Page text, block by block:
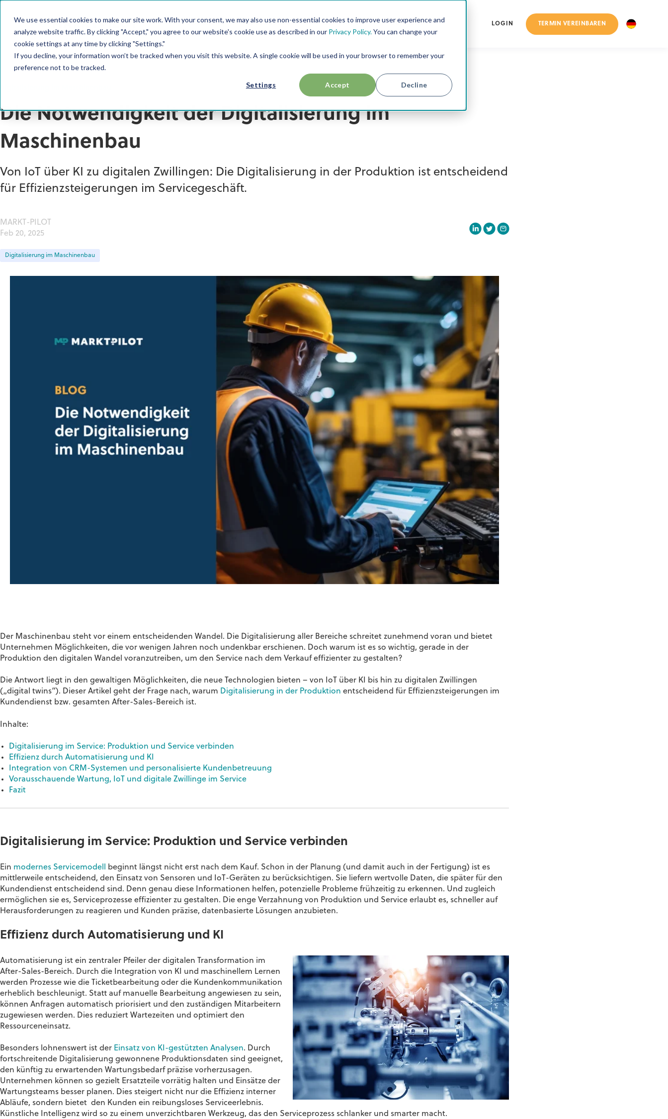
We use essential cookies to make our site work. With your consent, we may also use non-essential cookies to improve user experience and
analyze website traffic. By clicking "Accept," you agree to our website's cookie use as described in our Privacy Policy.You can change your
cookie settings at any time by clicking "Settings."
If you decline, your information won’t be tracked when you visit this website. A single cookie will be used in your browser to remember your
preference not to be tracked.
Settings Accept Decline
PRODUKT RESSOURCEN USE CASES ÜBER UNS LOGIN TERMIN VEREINBAREN
Die Notwendigkeit der Digitalisierung im
Maschinenbau
Von IoT über KI zu digitalen Zwillingen: Die Digitalisierung in der Produktion ist entscheidend
für Effizienzsteigerungen im Servicegeschäft.
MARKT-PILOT
Feb 20, 2025
Digitalisierung im Maschinenbau
Der Maschinenbau steht vor einem entscheidenden Wandel. Die Digitalisierung aller Bereiche schreitet zunehmend voran und bietet
Unternehmen Möglichkeiten, die vor wenigen Jahren noch undenkbar erschienen. Doch warum ist es so wichtig, gerade in der
Produktion den digitalen Wandel voranzutreiben, um den Service nach dem Verkauf effizienter zu gestalten?
Die Antwort liegt in den gewaltigen Möglichkeiten, die neue Technologien bieten – von IoT über KI bis hin zu digitalen Zwillingen
(„digital twins“). Dieser Artikel geht der Frage nach, warum Digitalisierung in der Produktion entscheidend für Effizienzsteigerungen im
Kundendienst bzw. gesamten After-Sales-Bereich ist.
Inhalte:
Digitalisierung im Service: Produktion und Service verbinden
Effizienz durch Automatisierung und KI
Integration von CRM-Systemen und personalisierte Kundenbetreuung
Vorausschauende Wartung, IoT und digitale Zwillinge im Service
Fazit
Digitalisierung im Service: Produktion und Service verbinden
Ein modernes Servicemodell beginnt längst nicht erst nach dem Kauf. Schon in der Planung (und damit auch in der Fertigung) ist es
mittlerweile entscheidend, den Einsatz von Sensoren und IoT-Geräten zu berücksichtigen. Sie liefern wertvolle Daten, die später für den
Kundendienst entscheidend sind. Denn genau diese Informationen helfen, potenzielle Probleme frühzeitig zu erkennen. Und zugleich
ermöglichen sie es, Serviceprozesse effizienter zu gestalten. Die enge Verzahnung von Produktion und Service erlaubt es, schneller auf
Herausforderungen zu reagieren und Kunden präzise, datenbasierte Lösungen anzubieten.
Effizienz durch Automatisierung und KI
Automatisierung ist ein zentraler Pfeiler der digitalen Transformation im
After-Sales-Bereich. Durch die Integration von KI und maschinellem Lernen
werden Prozesse wie die Ticketbearbeitung oder die Kundenkommunikation
erheblich beschleunigt. Statt auf manuelle Bearbeitung angewiesen zu sein,
können Anfragen automatisch priorisiert und den zuständigen Mitarbeitern
zugewiesen werden. Dies reduziert Wartezeiten und optimiert den
Ressourceneinsatz.
Besonders lohnenswert ist der Einsatz von KI-gestützten Analysen. Durch
fortschreitende Digitalisierung gewonnene Produktionsdaten sind geeignet,
den künftig zu erwartenden Wartungsbedarf präzise vorherzusagen.
Unternehmen können so gezielt Ersatzteile vorrätig halten und Einsätze der
Wartungsteams besser planen. Dies steigert nicht nur die Effizienz interner
Abläufe, sondern bietet den Kunden ein reibungsloses Serviceerlebnis.
Künstliche Intelligenz wird so zu einem unverzichtbaren Werkzeug, das den Serviceprozess schlanker und smarter macht.